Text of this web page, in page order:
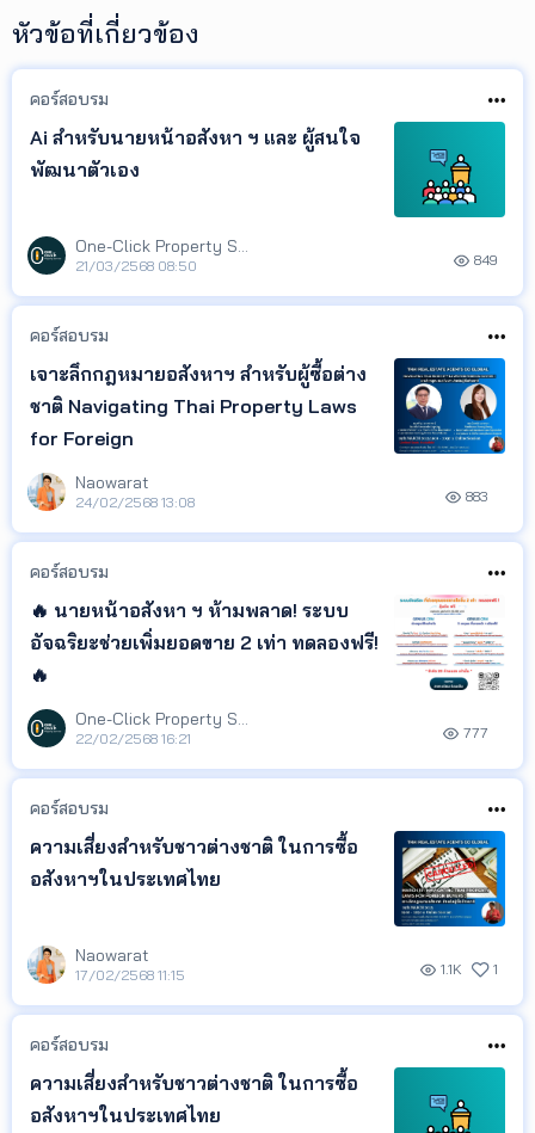
หัวข้อที่เกี่ยวข้อง
คอร์สอบรม
Ai สำหรับนายหน้าอสังหา ฯ และ ผู้สนใจ
พัฒนาตัวเอง
One-Click Property Service
21/03/2568 08:50 849
คอร์สอบรม
เจาะลึกกฎหมายอสังหาฯ สำหรับผู้ซื้อต่าง
ชาติ Navigating Thai Property Laws
for Foreign
Naowarat
24/02/2568 13:08 883
คอร์สอบรม
🔥 นายหน้าอสังหา ฯ ห้ามพลาด! ระบบ
อัจฉริยะช่วยเพิ่มยอดขาย 2 เท่า ทดลองฟรี!
🔥
One-Click Property Service
22/02/2568 16:21 777
คอร์สอบรม
ความเสี่ยงสำหรับชาวต่างชาติ ในการซื้อ
อสังหาฯในประเทศไทย
Naowarat
17/02/2568 11:15 1.1K 1
คอร์สอบรม
ความเสี่ยงสำหรับชาวต่างชาติ ในการซื้อ
อสังหาฯในประเทศไทย